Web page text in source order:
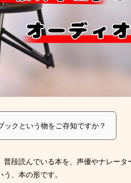
ックという物をご存知ですか？
普段読んでいる本を、声優やナレー
、本の形です。